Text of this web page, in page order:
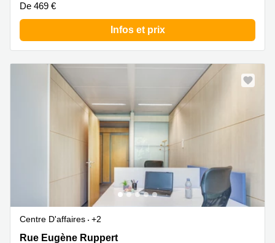
De 469 €
Infos et prix
Centre D'affaires
+2
Rue Eugène Ruppert 20, Ville de Luxembourg
Rue Eugène Ruppert